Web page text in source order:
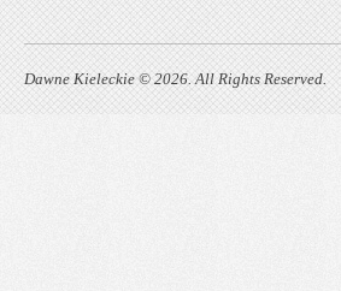
Dawne Kieleckie © 2026. All Rights Reserved.